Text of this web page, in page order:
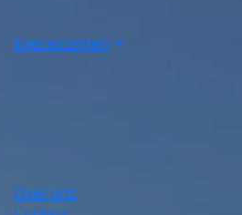
Evenementen
Over ons